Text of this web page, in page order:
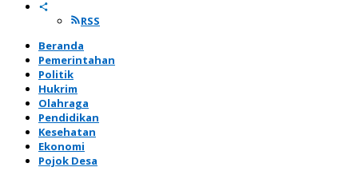
RSS
Beranda
Pemerintahan
Politik
Hukrim
Olahraga
Pendidikan
Kesehatan
Ekonomi
Pojok Desa